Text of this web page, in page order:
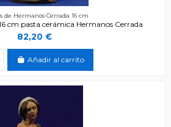
de Hermanos Cerrada 16 cm
cm pasta cerámica Hermanos Cerrada
82,20 €
Añadir al carrito